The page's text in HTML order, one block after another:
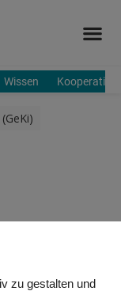
Wissen
zu gestalten und